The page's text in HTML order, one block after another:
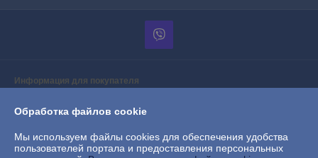
Информация для покупателя
"АприориТрейд"
Регистрационный номер ЕГР: 291046974
Обработка файлов cookie
Мы используем файлы cookies для обеспечения удобства
пользователей портала и предоставления персональных